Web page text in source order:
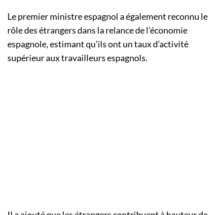
Le premier ministre espagnol a également reconnu le
rôle des étrangers dans la relance de l’économie
espagnole, estimant qu’ils ont un taux d’activité
supérieur aux travailleurs espagnols.